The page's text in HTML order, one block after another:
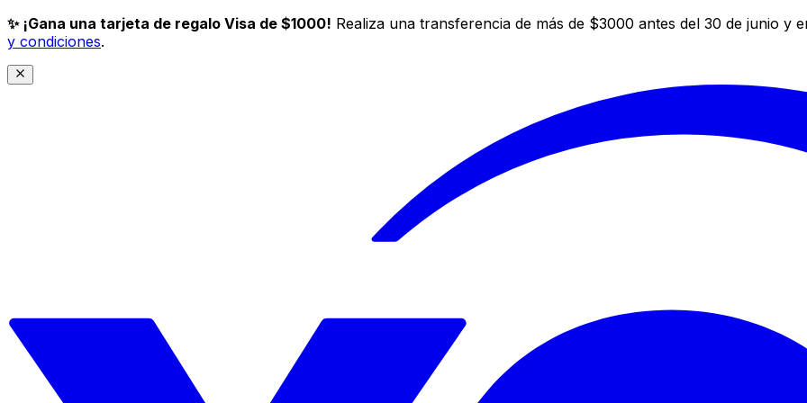
✨ ¡Gana una tarjeta de regalo Visa de $1000! Realiza una transferencia de más de $3000 antes del 30 de junio y
y condiciones.